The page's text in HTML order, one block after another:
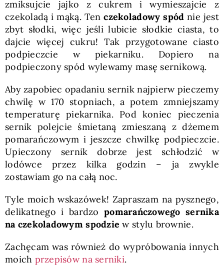
zmiksujcie jajko z cukrem i wymieszajcie z
czekoladą i mąką. Tenczekoladowy spód nie jest
zbyt słodki, więc jeśli lubicie słodkie ciasta, to
dajcie więcej cukru! Tak przygotowane ciasto
podpieczcie w piekarniku. Dopiero na
podpieczony spód wylewamy masę sernikową.
Aby zapobiec opadaniu sernik najpierw pieczemy
chwilę w 170 stopniach, a potem zmniejszamy
temperaturę piekarnika. Pod koniec pieczenia
sernik polejcie śmietaną zmieszaną z dżemem
pomarańczowym i jeszcze chwilkę podpieczcie.
Upieczony sernik dobrze jest schłodzić w
lodówce przez kilka godzin – ja zwykle
zostawiam go na całą noc.
Tyle moich wskazówek! Zapraszam na pysznego,
delikatnego i bardzo pomarańczowego sernika
na czekoladowym spodzie w stylu brownie.
Zachęcam was również do wypróbowania innych
moich przepisów na serniki.